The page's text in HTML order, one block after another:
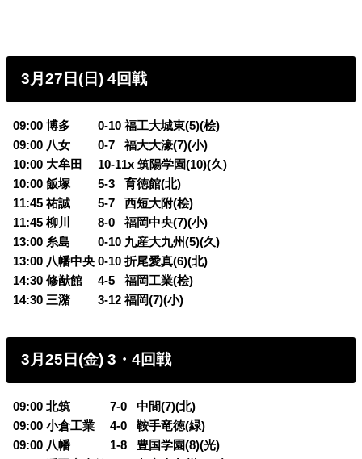
3月27日(日) 4回戦
09:00 博多 0-10 福工大城東(5)(桧)
09:00 八女 0-7
0福大大濠(7)(小)
10:00 大牟田 10-11x 筑陽学園(10)(久)
10:00 飯塚 5-3
0育徳館(北)
11:45 祐誠 5-7
0西短大附(桧)
11:45 柳川 8-0
0福岡中央(7)(小)
13:00 糸島 0-10 九産大九州(5)(久)
13:00 八幡中央 0-10 折尾愛真(6)(北)
14:30 修猷館 4-5
0福岡工業(桧)
14:30 三潴 3-12 福岡(7)(小)
3月25日(金) 3・4回戦
09:00 北筑 7-0 0中間(7)(北)
09:00 小倉工業 4-0
0鞍手竜徳(緑)
09:00 八幡 1-8
豊国学園(8)(光)